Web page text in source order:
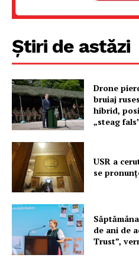
Știri de astăzi
Drone
bruiaj
hibrid,
„steag
USR a
se
de ani de
Trust”,